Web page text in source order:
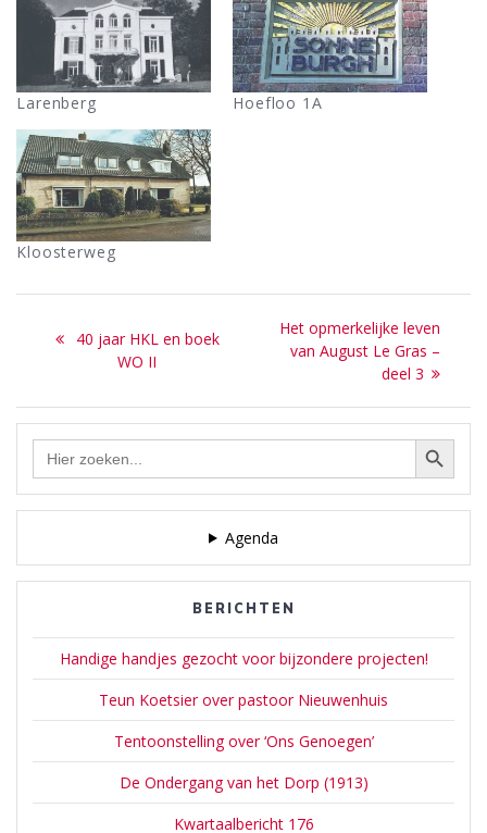
Larenberg Hoefloo 1A
Kloosterweg
navigatie
Previous
40 jaar HKL en boek
WO II
Next
post:
Het opmerkelijke leven
van August Le Gras –
deel 3
Zoek Zoekknop
Agenda
BERICHTEN
Handige handjes gezocht voor bijzondere projecten!
Teun Koetsier over pastoor Nieuwenhuis
Tentoonstelling over ‘Ons Genoegen’
De Ondergang van het Dorp (1913)
Kwartaalbericht 176